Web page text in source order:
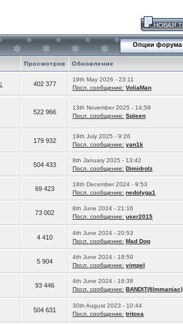
Опции форума
Просмотров Обновление
402 377
19th May 2026 - 23:11
Посл. сообщение: VoliaMan
522 966
13th November 2025 - 14:59
Посл. сообщение: Spleen
179 932
19th July 2025 - 9:26
Посл. сообщение: yan1k
504 433
8th January 2025 - 13:42
Посл. сообщение: Dimidrolz
69 423
18th December 2024 - 9:53
Посл. сообщение: nedolyga1
73 002
8th June 2024 - 21:16
Посл. сообщение: user2015
4 410
4th June 2024 - 20:53
Посл. сообщение: Mad Dog
5 904
4th June 2024 - 19:50
Посл. сообщение: vimpel
93 446
4th June 2024 - 16:38
Посл. сообщение: BANDIT(filmmaniac)
504 631
30th August 2023 - 10:44
Посл. сообщение: tritoxa